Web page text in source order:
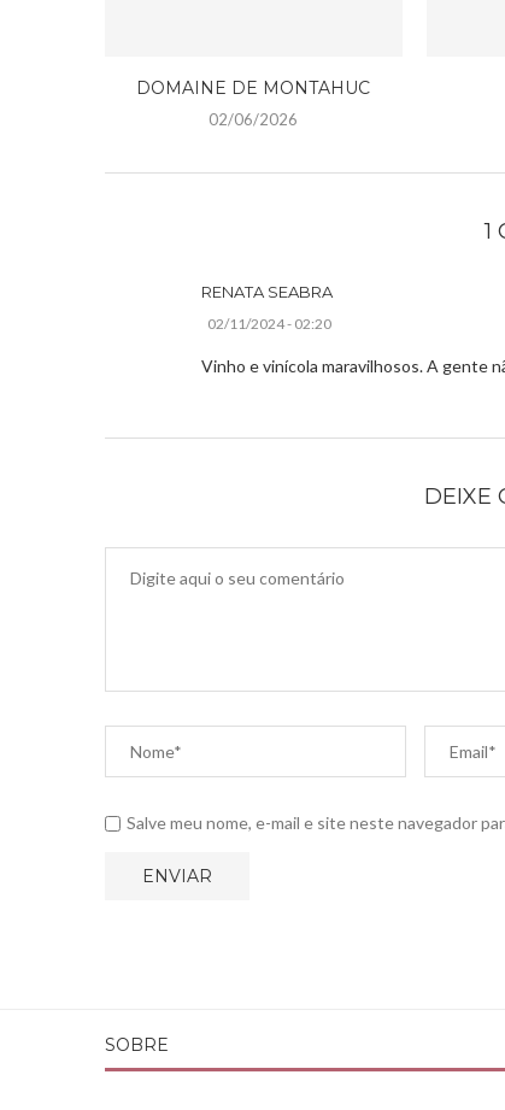
DOMAINE DE MONTAHUC
02/06/2026
1
RENATA SEABRA
02/11/2024 - 02:20
Vinho e vinícola maravilhosos. A gente
DEIXE
Salve meu nome, e-mail e site neste navegador
SOBRE